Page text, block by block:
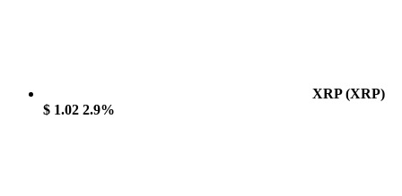
XRP(XRP)
$ 1.02 2.9%